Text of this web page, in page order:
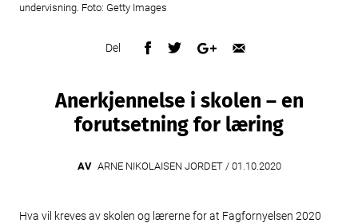
undervisning. Foto: Getty Images
Del
Anerkjennelse i skolen – en
forutsetning for læring
AVARNE NIKOLAISEN JORDET / 01.10.2020
Hva vil kreves av skolen og lærerne for at Fagfornyelsen 2020